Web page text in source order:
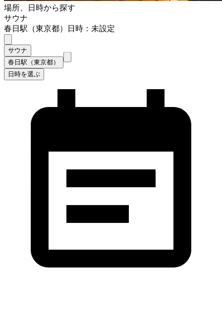
場所、日時から探す
サウナ
春日駅（東京都）
日時：未設定
サウナ
春日駅（東京都）
日時を選ぶ